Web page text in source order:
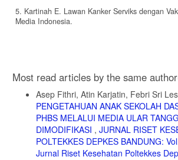
5. Kartinah E. Lawan Kanker Serviks dengan
Media Indonesia.
Mewujudkan Generasi Sehat. Ayo Sehat
Republik Indonesia. 2924. https://
7. Rio S, Suci EST. Persepsi tentang Kanker
Prevensinya pada Perempuan yang Memiliki
Riwayat Kanker. J Kesehat Reproduksi.
8. Menteri Kesehatan Republik Indonesia.
Kesehatan Republik Indonesia Nomor HK.01.07/
tentang Program Introduksi Imunisasi Human
Tahun 2022-2024. Published online 2021.
Article
Details
Most read articles by the same
Asep Fithri, Atin Karjatin, Febri Sri
PENGETAHUAN ANAK SEKOLAH
PHBS MELALUI MEDIA ULAR
DIMODIFIKASI , JURNAL RISET
POLTEKKES DEPKES BANDUNG:
Jurnal Riset Kesehatan Poltekkes